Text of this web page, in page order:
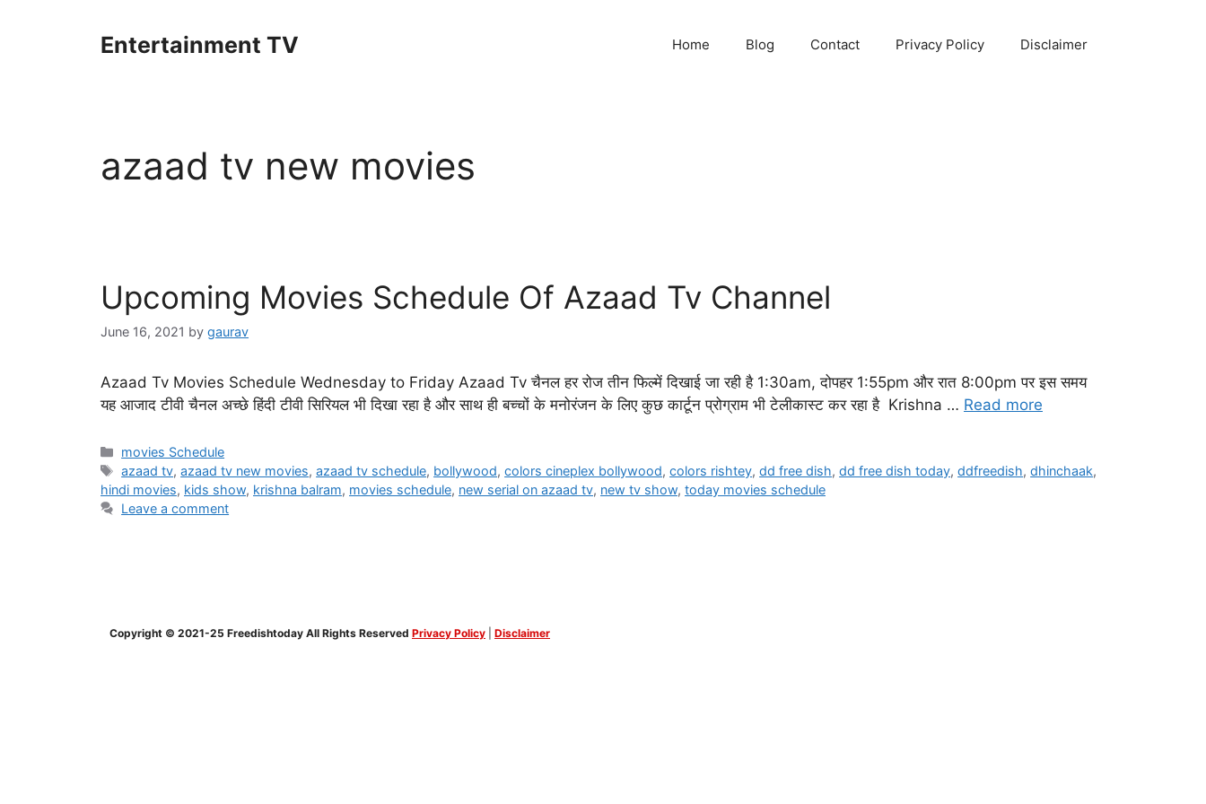
Entertainment TV Home Blog Contact Privacy Policy Disclaimer
azaad tv new movies
Upcoming Movies Schedule Of Azaad Tv Channel
June 16, 2021 by gaurav
Azaad Tv Movies Schedule Wednesday to Friday Azaad Tv चैनल हर रोज तीन फिल्में दिखाई जा रही है 1:30am, दोपहर 1:55pm और रात 8:00pm पर इस समय
यह आजाद टीवी चैनल अच्छे हिंदी टीवी सिरियल भी दिखा रहा है और साथ ही बच्चों के मनोरंजन के लिए कुछ कार्टून प्रोग्राम भी टेलीकास्ट कर रहा है Krishna … Read more
Categories
movies Schedule
Tags
azaad tv,azaad tv new movies,azaad tv schedule, bollywood,colors cineplex bollywood,colors rishtey,dd free dish,dd free dish today,ddfreedish,dhinchaak,
hindi movies, kids show, krishna balram, movies schedule, new serial on azaad tv, new tv show, today movies schedule
Leave a comment
Copyright © 2021-25 Freedishtoday All Rights Reserved Privacy Policy Disclaimer